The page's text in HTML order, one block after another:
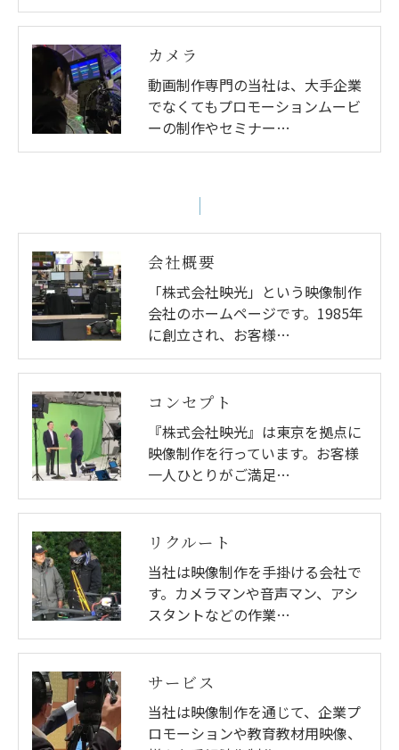
カメラ
動画制作専門の当社は、大手企業
でなくてもプロモーションムービ
ーの制作やセミナー…
会社概要
「株式会社映光」という映像制作
会社のホームページです。1985年
に創立され、お客様…
コンセプト
『株式会社映光』は東京を拠点に
映像制作を行っています。お客様
一人ひとりがご満足…
リクルート
当社は映像制作を手掛ける会社で
す。カメラマンや音声マン、アシ
スタントなどの作業…
サービス
当社は映像制作を通じて、企業プ
ロモーションや教育教材用映像、